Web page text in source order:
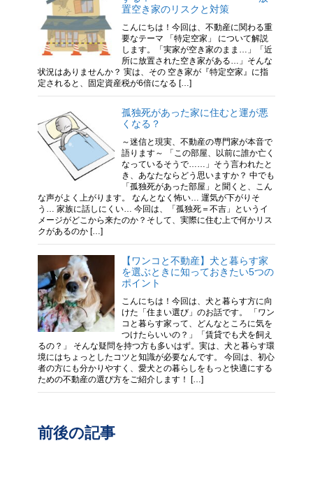
置空き家のリスクと対策
こんにちは！今回は、不動産に関わる重
要なテーマ 「特定空家」 について解説
します。「実家が空き家のまま…」「近
所に放置された空き家がある…」そんな
状況はありませんか？ 実は、その 空き家が『特定空家』に指
定されると、固定資産税が6倍になる […]
孤独死があった家に住むと運が悪
くなる？
～迷信と現実、不動産の専門家が本音で
語ります～ 「この部屋、以前に誰か亡く
なっているそうで……」そう言われたと
き、あなたならどう思いますか？ 中でも
「孤独死があった部屋」と聞くと、こん
な声がよく上がります。 なんとなく怖い… 運気が下がりそ
う… 家族に話しにくい… 今回は、「孤独死＝不吉」というイ
メージがどこから来たのか？そして、実際に住む上で何かリス
クがあるのか […]
【ワンコと不動産】犬と暮らす家
を選ぶときに知っておきたい5つの
ポイント
こんにちは！今回は、犬と暮らす方に向
けた「住まい選び」のお話です。 「ワン
コと暮らす家って、どんなところに気を
つけたらいいの？」「賃貸でも犬を飼え
るの？」 そんな疑問を持つ方も多いはず。実は、犬と暮らす環
境にはちょっとしたコツと知識が必要なんです。 今回は、初心
者の方にも分かりやすく、愛犬との暮らしをもっと快適にする
ための不動産の選び方をご紹介します！ […]
前後の記事